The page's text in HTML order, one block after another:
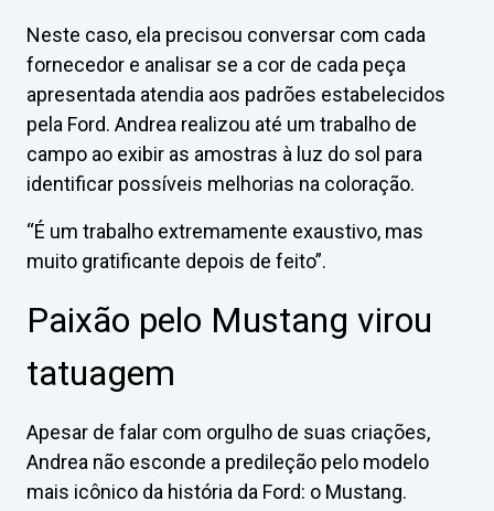
Neste caso, ela precisou conversar com cada
fornecedor e analisar se a cor de cada peça
apresentada atendia aos padrões estabelecidos
pela Ford. Andrea realizou até um trabalho de
campo ao exibir as amostras à luz do sol para
identificar possíveis melhorias na coloração.
“É um trabalho extremamente exaustivo, mas
muito gratificante depois de feito”.
Paixão pelo Mustang virou
tatuagem
Apesar de falar com orgulho de suas criações,
Andrea não esconde a predileção pelo modelo
mais icônico da história da Ford: o Mustang.